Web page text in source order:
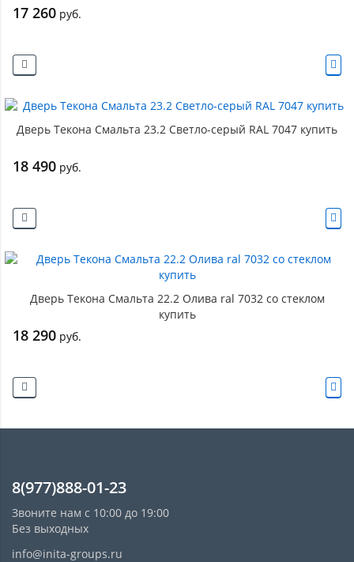
17 260 руб.
Дверь Текона Смальта 23.2 Светло-серый RAL 7047 купить
18 490 руб.
Дверь Текона Смальта 22.2 Олива ral 7032 со стеклом
купить
18 290 руб.
8(977)888-01-23
Звоните нам с 10:00 до 19:00
Без выходных
info@inita-groups.ru